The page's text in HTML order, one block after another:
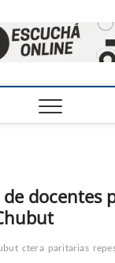
docentes
ctera paritarias